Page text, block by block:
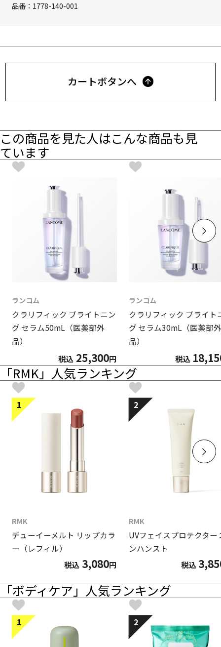
品番： 1778-140-001
カートボタンへ
この商品を見た人はこんな商品も見
ています
ランコム
クラリフィック ブライトニン
グ セラム50mL（医薬部外
品）
税込 25,300円
ランコム
クラリフィック ブライト
グ セラム30mL（医薬部外
品）
税込
「RMK」人気ランキング
1
RMK
デューイーメルト リップカラ
ー（レフィル）
税込 3,080円
2
RMK
UVフェイスプロテクター
ンハンスト
税込
「ボディケア」人気ランキング
1 2